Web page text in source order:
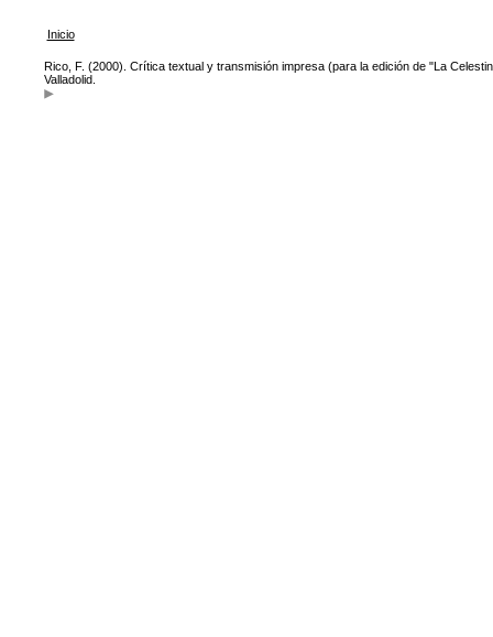
Inicio
Rico, F. (2000). Crítica textual y transmisión impresa (para la edición de "La
Valladolid.